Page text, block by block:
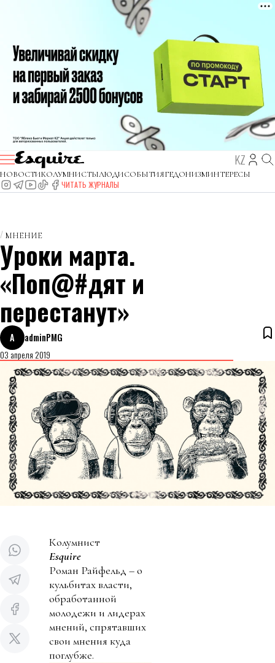
KZ
НОВОСТИКОЛУМНИСТЫЛЮДИСОБЫТИЯГЕДОНИЗМИНТЕРЕСЫ
ЧИТАТЬ ЖУРНАЛЫ
МНЕНИЕ
Уроки марта.
«Поп@#дят и
перестанут»
A
adminPMG
03 апреля 2019
Колумнист
Esquire
Роман Райфельд – о
кульбитах власти,
обработанной
молодежи и лидерах
мнений, спрятавших
свои мнения куда
поглубже.